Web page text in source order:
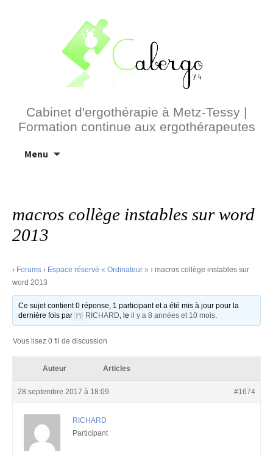
Cabinet d'ergothérapie à Metz-Tessy |
Formation continue aux ergothérapeutes
Menu
au
macros collège instables sur word
2013
› Forums › Espace réservé « Ordinateur » › macros collège instables sur
word 2013
Ce sujet contient 0 réponse, 1 participant et a été mis à jour pour la
dernière fois par
RICHARD, leil y a 8 années et 10 mois.
Vous lisez 0 fil de discussion
Auteur Articles
28 septembre 2017 à 18:09 #1674
RICHARD
Participant